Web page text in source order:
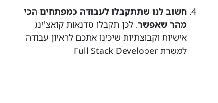
חשוב לנו שתתקבלו לעבודה כמפתחים הכי
מהר שאפשר. לכן תקבלו סדנאות קואצ'ינג
אישיות וקבוצתיות שיכינו אתכם לראיון עבודה
למשרת Full Stack Developer.